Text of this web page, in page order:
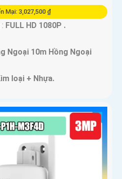
Mại: 3,027,500 ₫
FULL HD 1080P .
Ngoại 10m Hồng Ngoại
loại + Nhựa.